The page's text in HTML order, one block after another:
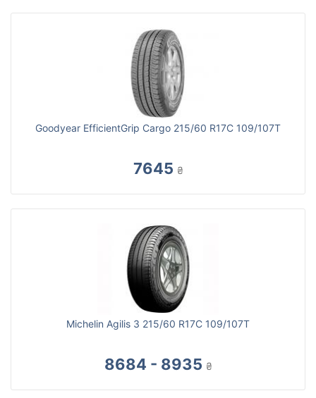
Goodyear EfficientGrip Cargo 215/60 R17C 109/107T
7645 ₴
Michelin Agilis 3 215/60 R17C 109/107T
8684 - 8935 ₴